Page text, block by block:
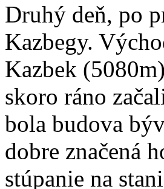
Druhý deň, po
Kazbegy.
Kazbek
skoro ráno
bola budova
dobre značená
stúpanie na